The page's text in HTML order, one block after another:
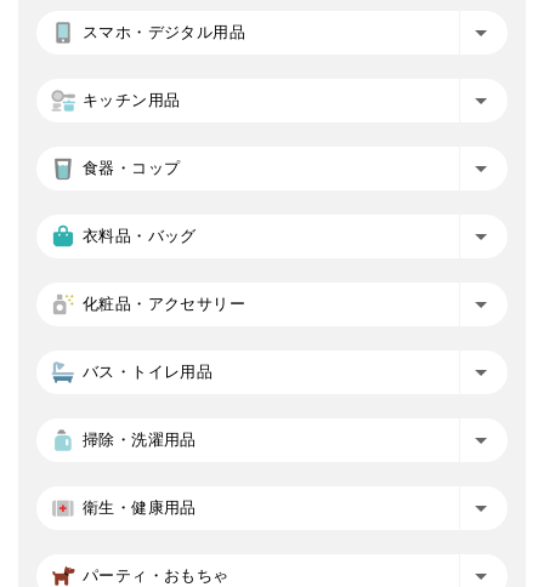
スマホ・デジタル用品
キッチン用品
食器・コップ
衣料品・バッグ
化粧品・アクセサリー
バス・トイレ用品
掃除・洗濯用品
衛生・健康用品
パーティ・おもちゃ